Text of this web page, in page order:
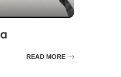
READ MORE